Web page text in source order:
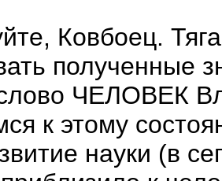
Ковбоец.
полученные
ЧЕЛОВЕК
к этому
науки (в